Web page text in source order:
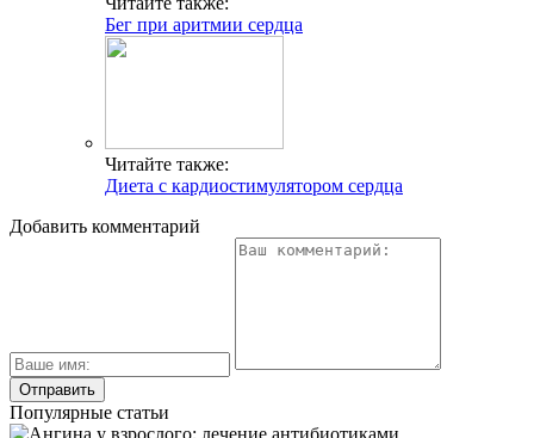
Бег при аритмии сердца
Читайте также:
Диета с кардиостимулятором сердца
Добавить комментарий
Популярные статьи